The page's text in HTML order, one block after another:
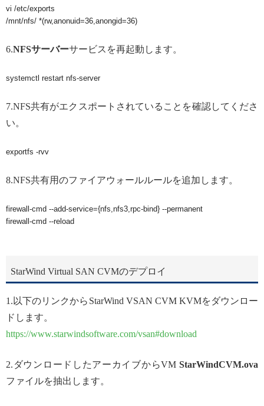
vi /etc/exports
/mnt/nfs/ *(rw,anonuid=36,anongid=36)
6.NFSサーバーサービスを再起動します。
systemctl restart nfs-server
7.NFS共有がエクスポートされていることを確認してくださ
い。
exportfs -rvv
8.NFS共有用のファイアウォールルールを追加します。
firewall-cmd --add-service={nfs,nfs3,rpc-bind} --permanent
firewall-cmd --reload
StarWind Virtual SAN CVMのデプロイ
1.以下のリンクからStarWind VSAN CVM KVMをダウンロー
ドします。
https://www.starwindsoftware.com/vsan#download
2.ダウンロードしたアーカイブからVM StarWindCVM.ova
ファイルを抽出します。